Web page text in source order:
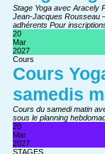
Stage Yoga avec Aracely
Jean-Jacques Rousseau
adhérents Pour
20
Mar
2027
Cours
Cours
samedis
Cours du samedi matin
sous le planning
20
Mar
2027
STAGES